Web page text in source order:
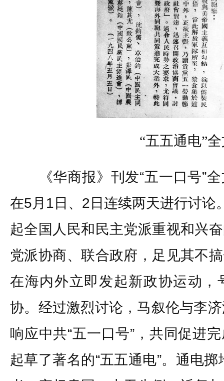
“五五通电”
《华商报》刊发“五一口号”全
在5月1日、2日连续两天进行讨论
起全国人民和民主党派重视和兴
党派协商、联合政府，足见其不
在海内外立即发起新政协运动，
协。经过激烈讨论，马叙伦与李
响应中共“五一口号”，共同促进
起草了著名的“五五通电”。通电